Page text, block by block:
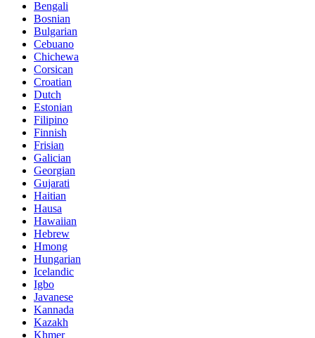
Bengali
Bosnian
Bulgarian
Cebuano
Chichewa
Corsican
Croatian
Dutch
Estonian
Filipino
Finnish
Frisian
Galician
Georgian
Gujarati
Haitian
Hausa
Hawaiian
Hebrew
Hmong
Hungarian
Icelandic
Igbo
Javanese
Kannada
Kazakh
Khmer